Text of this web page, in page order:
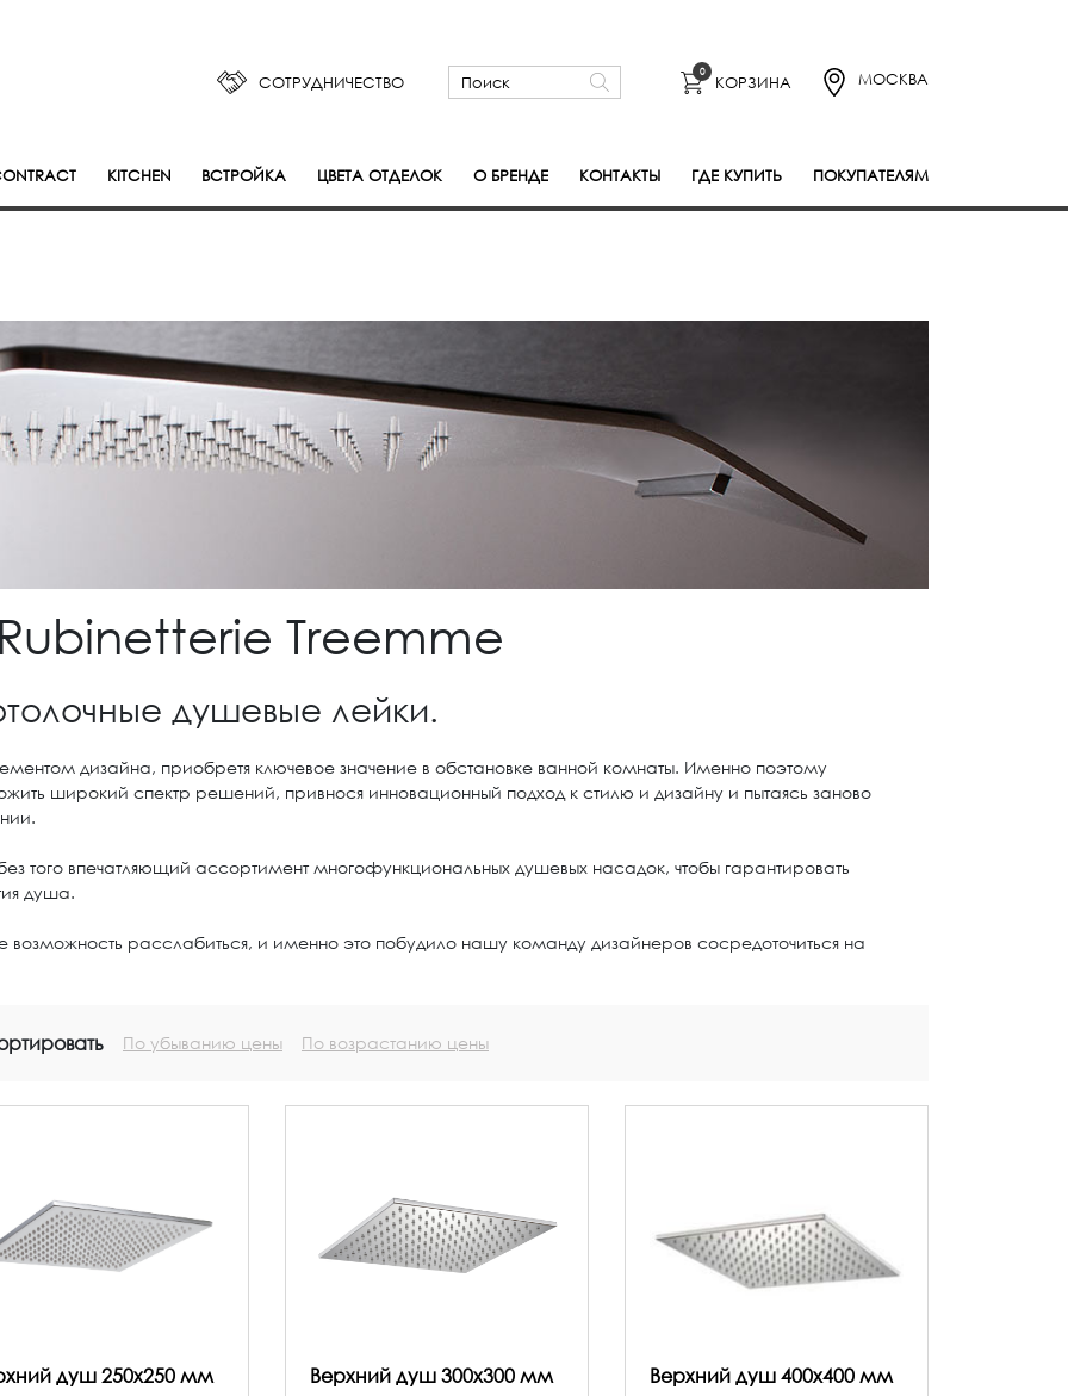
СОТРУДНИЧЕСТВО
0
КОРЗИНА МОСКВА
KITCHEN ВСТРОЙКА ЦВЕТА ОТДЕЛОК О БРЕНДЕ КОНТАКТЫ ГДЕ КУПИТЬ ПОКУПАТЕЛЯМ
Treemme
душевые лейки.
дизайна, приобретя ключевое значение в обстановке ванной комнаты. Именно поэтому
широкий спектр решений, привнося инновационный подход к стилю и дизайну и пытаясь заново
того впечатляющий ассортимент многофункциональных душевых насадок, чтобы гарантировать
душа.
расслабиться, и именно это побудило нашу команду дизайнеров сосредоточиться на
По убыванию цены По возрастанию цены
душ 250x250 мм Верхний душ 300x300 мм Верхний душ 400x400 мм